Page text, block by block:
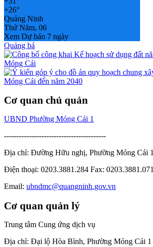
+26°
Quảng Ninh
Thứ Năm, 06
Xem Dự báo 7 ngày
Quảng bá
Cơ quan chủ quản
UBND Phường Móng Cái 1
-----------------------------------------
Địa chỉ: Đường Hữu nghị, Phường Móng Cái 1
Điện thoại: 0203.3881.284 Fax: 0203.3881.071
Email: ubndmc@quangninh.gov.vn
Cơ quan quản lý
Trung tâm Cung ứng dịch vụ
Địa chỉ: Đại lộ Hòa Bình, Phường Móng Cái 1